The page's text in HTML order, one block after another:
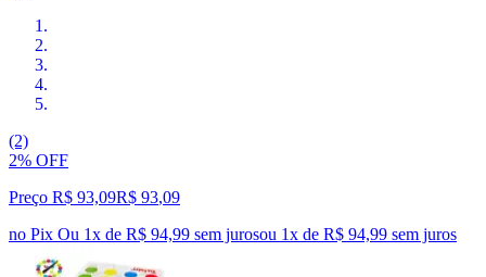
(2)
2% OFF
Preço R$ 93,09R$ 93,09
no Pix Ou 1x de R$ 94,99 sem jurosou 1x de R$ 94,99 sem juros